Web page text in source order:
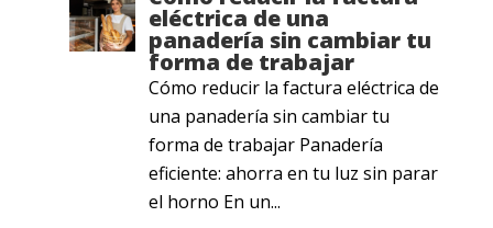
eléctrica de una
panadería sin cambiar tu
forma de trabajar
Cómo reducir la factura eléctrica de
una panadería sin cambiar tu
forma de trabajar Panadería
eficiente: ahorra en tu luz sin parar
el horno En un...